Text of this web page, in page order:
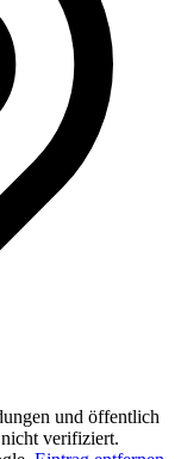
und öffentlich
verifiziert.